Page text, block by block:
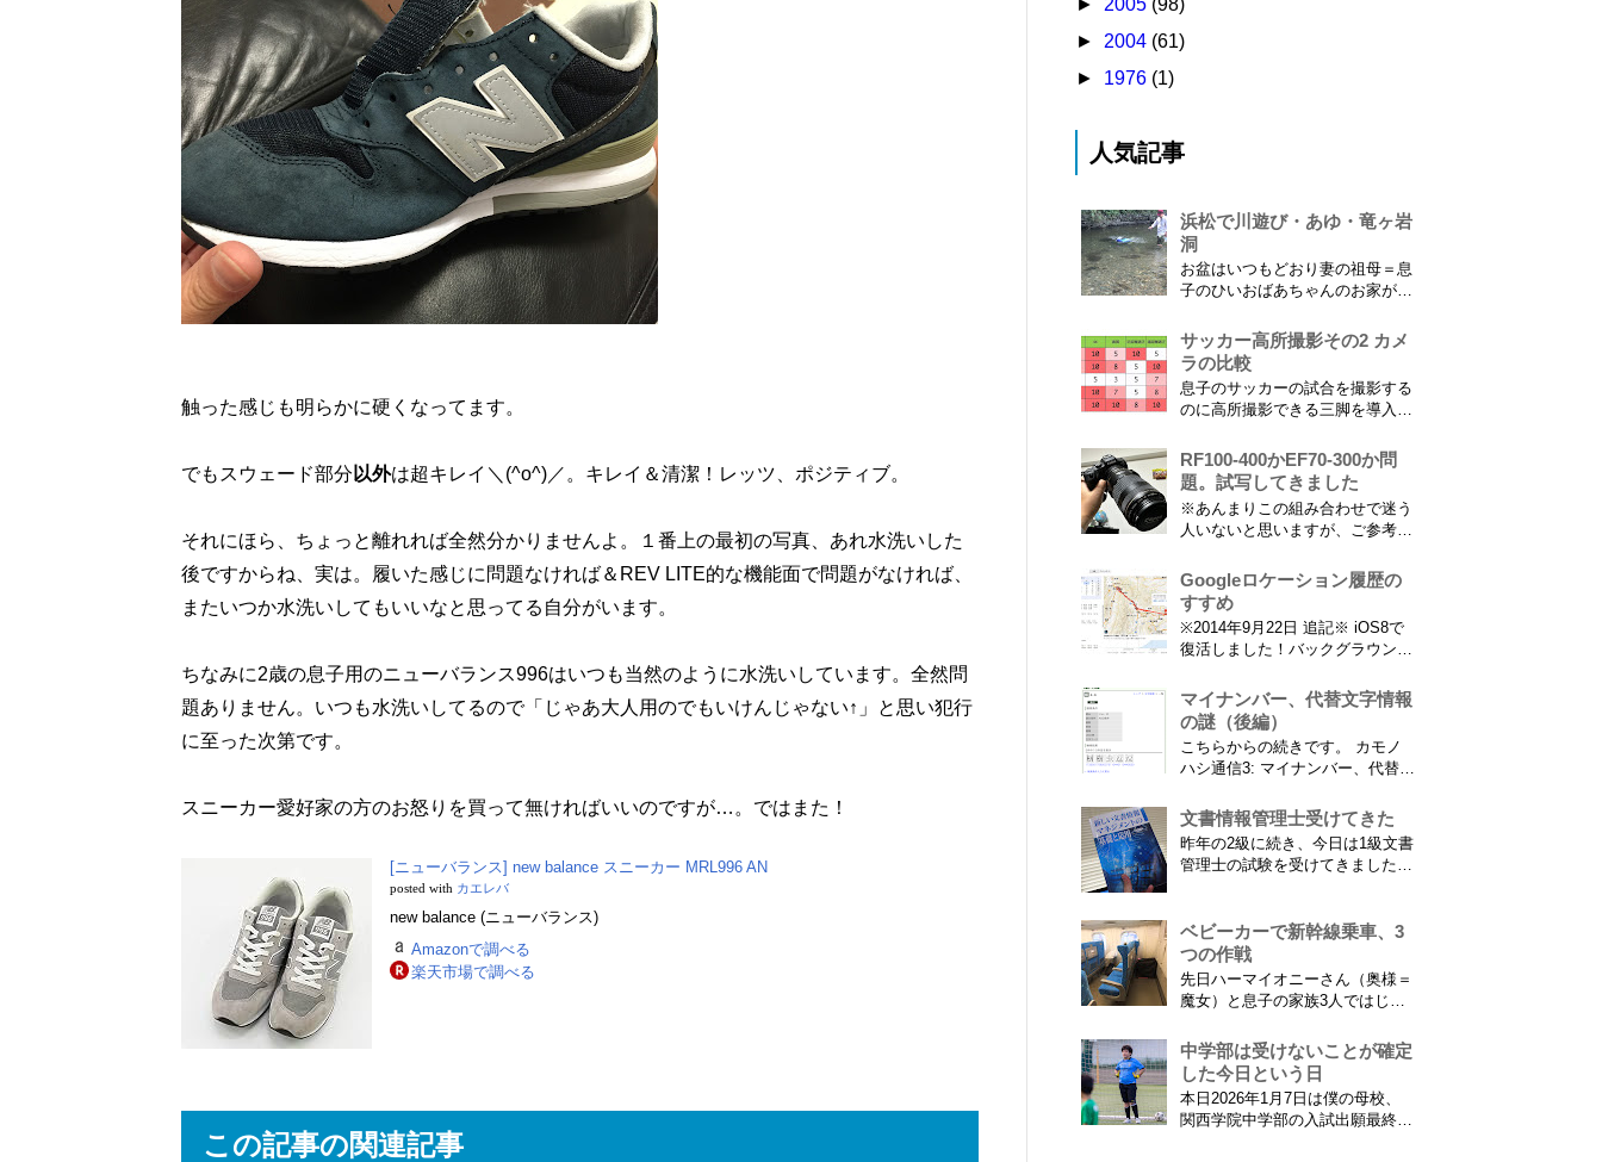
触った感じも明らかに硬くなってます。
でもスウェード部分 以外は超キレイ＼(^o^)／。キレイ＆清潔！レッツ、ポジティブ。
それにほら、ちょっと離れれば全然分かりませんよ。１番上の最初の写真、あれ水洗いした
後ですからね、実は。履いた感じに問題なければ＆REV LITE的な機能面で問題がなければ、
またいつか水洗いしてもいいなと思ってる自分がいます。
ちなみに2歳の息子用のニューバランス996はいつも当然のように水洗いしています。全然問
題ありません。いつも水洗いしてるので「じゃあ大人用のでもいけんじゃない↑」と思い犯行
に至った次第です。
スニーカー愛好家の方のお怒りを買って無ければいいのですが…。ではまた！
[ニューバランス] new balance スニーカー MRL996 AN
posted with カエレバ
new balance (ニューバランス)
Amazonで調べる
楽天市場で調べる
この記事の関連記事
► 2005 (98)
► 2004 (61)
► 1976 (1)
人気記事
浜松で川遊び・あゆ・竜ヶ岩
洞
お盆はいつもどおり妻の祖母＝息
子のひいおばあちゃんのお家があ
ばあちゃんがご健在なのはとって
もありがたいことです。 5歳vs88
歳 ひいおばあちゃんとの対決！
カモノハシ通信3 神宮寺川で水遊
び、下の方に動画も付けてます
サッカー高所撮影その2 カメ
ラの比較
息子のサッカーの試合を撮影する
のに高所撮影できる三脚を導入し
さからフィールド全体（少年用な
ので大人用の半分の大きさです）
を撮影できればカメラを放置して
の撮影ができますし、選手のポジ
ショニングを俯瞰で見てあとから
問題...
RF100-400かEF70-300か問
題。試写してきました
※あんまりこの組み合わせで迷う
人いないと思いますが、ご参考に
とにご注意ください。 息子がサ
ッカーを始めたことで望遠レンズ
をつけての撮影機会がまた増えて
きました。使っているのは EF70-
300mm F4-5.6 IS USM というレ
Googleロケーション履歴の
すすめ
※2014年9月22日 追記※ iOS8で
復活しました！バックグラウンド
iPhone 6 Plusで確認しました。
カモノハシ通信3: Googleロケー
ション履歴がiOS8で復活！
※2013年11月8日 追記※ 残念な
こ...
マイナンバー、代替文字情報
の謎（後編）
こちらからの続きです。 カモノ
ハシ通信3: マイナンバー、代替文
供の名前に使える漢字には制限が
あります。たまに使える漢字が増
えたり減ったりしてニュースにな
ってますよね。（2015年１月には
てニュースになっていまし...
文書情報管理士受けてきた
昨年の2級に続き、今日は1級文書
管理士の試験を受けてきました。
かしい…。 ※後日追記※ 無事合
格してました。しかも成績が上位
3名以内？とかで表彰してもらい
ました\( ˆoˆ )/ 文書の取り扱いや
電子化、e文書...
ベビーカーで新幹線乗車、3
つの作戦
先日ハーマイオニーさん（奥様＝
魔女）と息子の家族3人ではじめ
た。息子はまだ8ヶ月なので基本
ヒザの上なのですが、問題はベビ
ーカーをどうするか。色々事前に
調べたことと、実際に乗ってわか
ったことをご報告いたします！ ※
中学部は受けないことが確定
した今日という日
本日2026年1月7日は僕の母校、
関西学院中学部の入試出願最終日